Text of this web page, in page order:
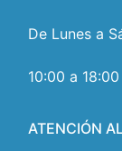
De Lunes a
10:00 a 18:00
ATENCIÓN